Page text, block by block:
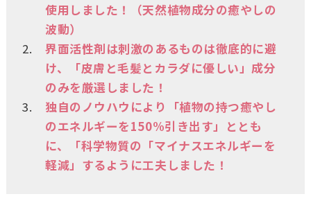
使用しました！（天然植物成分の癒やしの
波動）
界面活性剤は刺激のあるものは徹底的に避
け、「皮膚と毛髪とカラダに優しい」成分
のみを厳選しました！
独自のノウハウにより「植物の持つ癒やし
のエネルギーを150%引き出す」ととも
に、「科学物質の「マイナスエネルギーを
軽減」するように工夫しました！